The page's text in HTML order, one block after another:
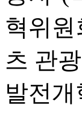
혁위
츠 관
발전